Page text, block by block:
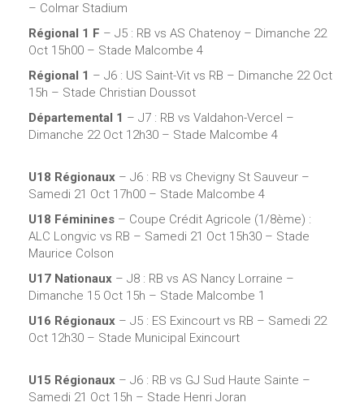
– Colmar Stadium
Régional 1 F – J5 : RB vs AS Chatenoy – Dimanche 22
Oct 15h00 – Stade Malcombe 4
Régional 1 – J6 : US Saint-Vit vs RB – Dimanche 22 Oct
15h – Stade Christian Doussot
Départemental 1 – J7 : RB vs Valdahon-Vercel –
Dimanche 22 Oct 12h30 – Stade Malcombe 4
U18 Régionaux – J6 : RB vs Chevigny St Sauveur –
Samedi 21 Oct 17h00 – Stade Malcombe 4
U18 Féminines – Coupe Crédit Agricole (1/8ème) :
ALC Longvic vs RB – Samedi 21 Oct 15h30 – Stade
Maurice Colson
U17 Nationaux – J8 : RB vs AS Nancy Lorraine –
Dimanche 15 Oct 15h – Stade Malcombe 1
U16 Régionaux – J5 : ES Exincourt vs RB – Samedi 22
Oct 12h30 – Stade Municipal Exincourt
U15 Régionaux – J6 : RB vs GJ Sud Haute Sainte –
Samedi 21 Oct 15h – Stade Henri Joran